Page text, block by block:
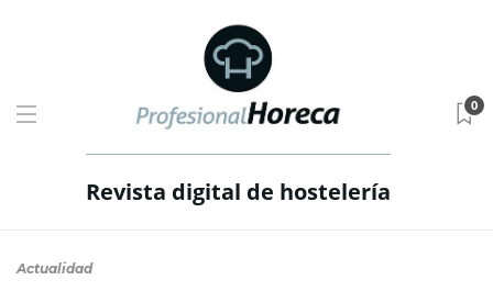
Revista digital de hostelería
0
Actualidad